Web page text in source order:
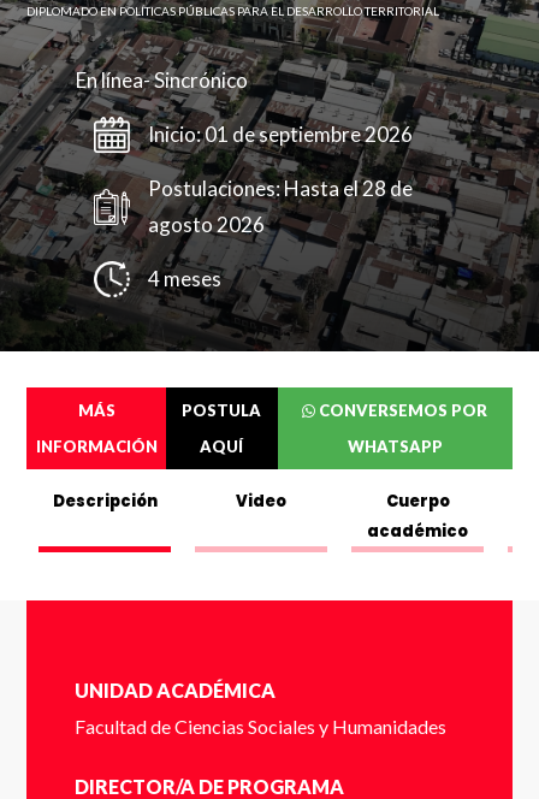
DIPLOMADO EN POLÍTICAS PÚBLICAS PARA EL DESARROLLO TERRITORIAL
En línea- Sincrónico
Inicio: 01 de septiembre 2026
Postulaciones: Hasta el 28 de
agosto 2026
4 meses
MÁS
INFORMACIÓN
POSTULA
AQUÍ
CONVERSEMOS POR
WHATSAPP
Descripción Video
Cuerpo
académico
UNIDAD ACADÉMICA
Facultad de Ciencias Sociales y Humanidades
DIRECTOR/A DE PROGRAMA
Completa el siguente formulario y puedes
ver o descargar el folleto.
Nombres
Completa el siguente formulario y nos pondremos en
Cédula de identidad sin puntos ni guión (Ej:
18410112) *